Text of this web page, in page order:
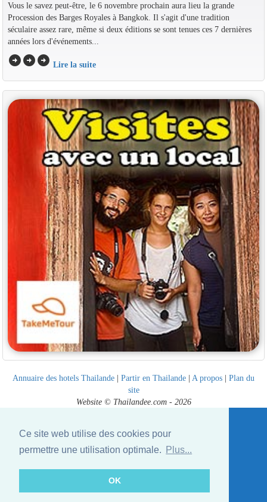
Ce site web utilise des cookies pour
permettre une utilisation optimale.
Plus...
OK
Vous le savez peut-être, le 6 novembre prochain aura lieu la grande
Procession des Barges Royales à Bangkok. Il s'agit d'une tradition
séculaire assez rare, même si deux éditions se sont tenues ces 7 dernières
années lors d'événements...
arrow_circle_rightarrow_circle_rightarrow_circle_right Lire la suite
Annuaire des hotels Thailande | Partir en Thailande | A propos | Plan du
site
Website © Thailandee.com - 2026